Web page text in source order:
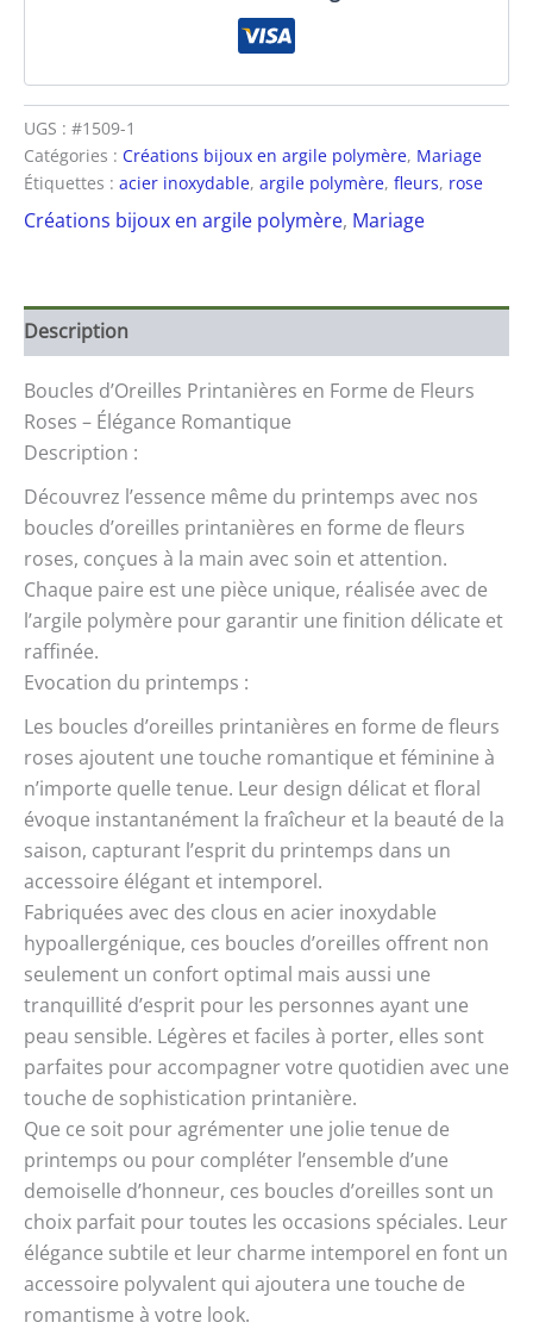
UGS : #1509-1
Catégories : Créations bijoux en argile polymère, Mariage
Étiquettes : acier inoxydable, argile polymère, fleurs, rose
Créations bijoux en argile polymère, Mariage
Description
Boucles d’Oreilles Printanières en Forme de Fleurs
Roses – Élégance Romantique
Description :
Découvrez l’essence même du printemps avec nos
boucles d’oreilles printanières en forme de fleurs
roses, conçues à la main avec soin et attention.
Chaque paire est une pièce unique, réalisée avec de
l’argile polymère pour garantir une finition délicate et
raffinée.
Evocation du printemps :
Les boucles d’oreilles printanières en forme de fleurs
roses ajoutent une touche romantique et féminine à
n’importe quelle tenue. Leur design délicat et floral
évoque instantanément la fraîcheur et la beauté de la
saison, capturant l’esprit du printemps dans un
accessoire élégant et intemporel.
Fabriquées avec des clous en acier inoxydable
hypoallergénique, ces boucles d’oreilles offrent non
seulement un confort optimal mais aussi une
tranquillité d’esprit pour les personnes ayant une
peau sensible. Légères et faciles à porter, elles sont
parfaites pour accompagner votre quotidien avec une
touche de sophistication printanière.
Que ce soit pour agrémenter une jolie tenue de
printemps ou pour compléter l’ensemble d’une
demoiselle d’honneur, ces boucles d’oreilles sont un
choix parfait pour toutes les occasions spéciales. Leur
élégance subtile et leur charme intemporel en font un
accessoire polyvalent qui ajoutera une touche de
romantisme à votre look.